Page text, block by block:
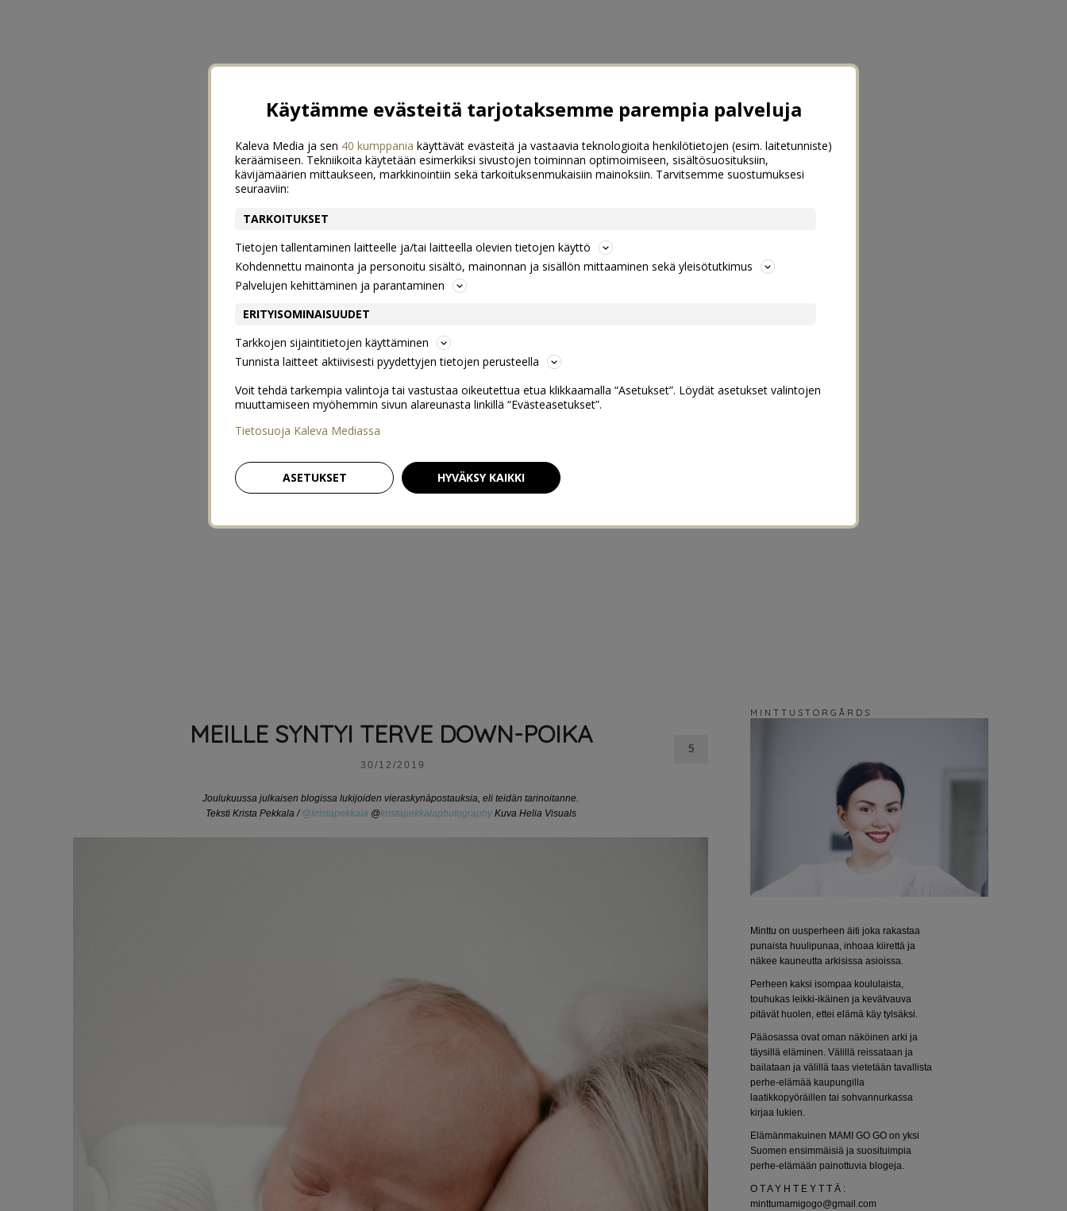
MEILLE SYNTYI TERVE DOWN-POIKA
30/12/2019
5
Joulukuussa julkaisen blogissa lukijoiden vieraskynäpostauksia, eli teidän tarinoitanne.
Teksti Krista Pekkala / @kristapekkala @kristapekkalaphotographyKuva Helia Visuals
M I N T T U S T O R G Å R D S
Minttu on uusperheen äiti joka rakastaa
punaista huulipunaa, inhoaa kiirettä ja
näkee kauneutta arkisissa asioissa.
Perheen kaksi isompaa koululaista,
touhukas leikki-ikäinen ja kevätvauva
pitävät huolen, ettei elämä käy tylsäksi.
Pääosassa ovat oman näköinen arki ja
täysillä eläminen. Välillä reissataan ja
bailataan ja välillä taas vietetään tavallista
perhe-elämää kaupungilla
laatikkopyöräillen tai sohvannurkassa
kirjaa lukien.
Elämänmakuinen MAMI GO GO on yksi
Suomen ensimmäisiä ja suosituimpia
perhe-elämään painottuvia blogeja.
O T A Y H T E Y T T Ä :
minttumamigogo@gmail.com
Käytämme evästeitä tarjotaksemme parempia palveluja
Kaleva Media ja sen 40 kumppania käyttävät evästeitä ja vastaavia teknologioita henkilötietojen (esim. laitetunniste)
keräämiseen. Tekniikoita käytetään esimerkiksi sivustojen toiminnan optimoimiseen, sisältösuosituksiin,
kävijämäärien mittaukseen, markkinointiin sekä tarkoituksenmukaisiin mainoksiin. Tarvitsemme suostumuksesi
seuraaviin:
TARKOITUKSET
Tietojen tallentaminen laitteelle ja/tai laitteella olevien tietojen käyttö
Kohdennettu mainonta ja personoitu sisältö, mainonnan ja sisällön mittaaminen sekä yleisötutkimus
Palvelujen kehittäminen ja parantaminen
ERITYISOMINAISUUDET
Tarkkojen sijaintitietojen käyttäminen
Tunnista laitteet aktiivisesti pyydettyjen tietojen perusteella
Voit tehdä tarkempia valintoja tai vastustaa oikeutettua etua klikkaamalla “Asetukset”. Löydät asetukset valintojen
muuttamiseen myöhemmin sivun alareunasta linkillä “Evästeasetukset”.
Tietosuoja Kaleva Mediassa
ASETUKSET HYVÄKSY KAIKKI